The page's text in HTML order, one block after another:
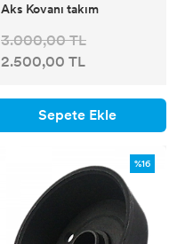
Aks Kovanı takım
3.000,00 TL
2.500,00 TL
Sepete Ekle
%16